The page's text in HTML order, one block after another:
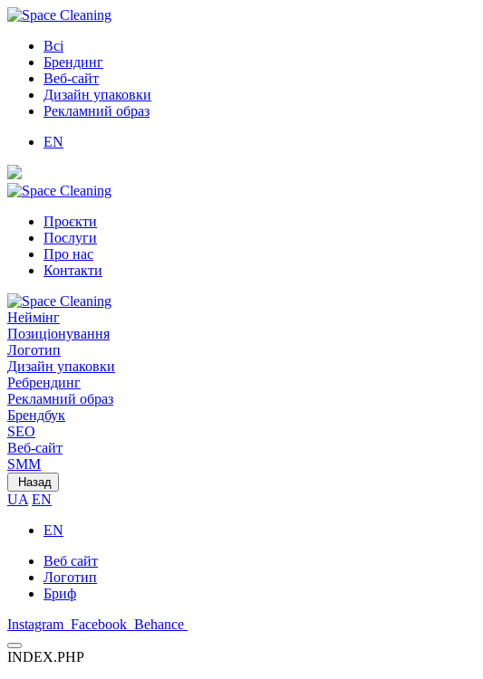
Всі
Брендинг
Веб-сайт
Дизайн упаковки
Рекламний образ
EN
Проєкти
Послуги
Про нас
Контакти
Неймінг
Позиціонування
Логотип
Дизайн упаковки
Ребрендинг
Рекламний образ
Брендбук
SEO
Веб-сайт
SMM
Назад
UA EN
EN
Веб сайт
Логотип
Бриф
Instagram Facebook Behance
INDEX.PHP